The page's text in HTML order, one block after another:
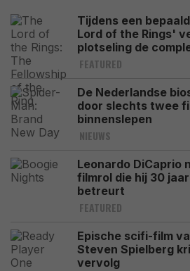
Tijdens een
Lord of the Rings'
plotseling de
FEATURED
De Nederlandse
door slechts twee
binnenslepen
NIEUWS
Leonardo DiCaprio
filmrol die hij 30
betreurt
FEATURED
Epische scifi-film
Steven Spielberg
vervolg